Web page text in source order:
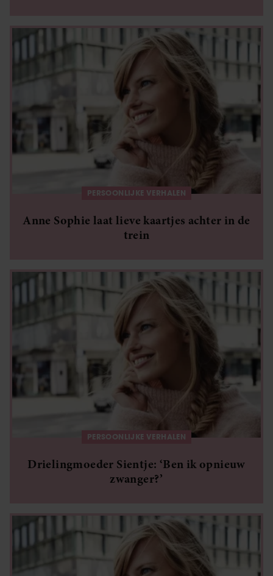
PERSOONLIJKE VERHALEN
Anne Sophie laat lieve kaartjes achter in de
trein
PERSOONLIJKE VERHALEN
Drielingmoeder Sientje: ‘Ben ik opnieuw
zwanger?’